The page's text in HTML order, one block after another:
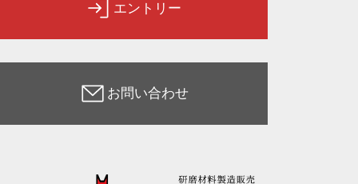
エントリー
お問い合わせ